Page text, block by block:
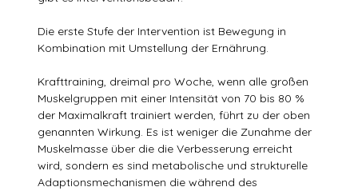
Die erste Stufe der Intervention ist Bewegung in
Kombination mit Umstellung der Ernährung.
Krafttraining, dreimal pro Woche, wenn alle großen
Muskelgruppen mit einer Intensität von 70 bis 80 %
der Maximalkraft trainiert werden, führt zu der oben
genannten Wirkung. Es ist weniger die Zunahme der
Muskelmasse über die die Verbesserung erreicht
wird, sondern es sind metabolische und strukturelle
Adaptionsmechanismen die während des